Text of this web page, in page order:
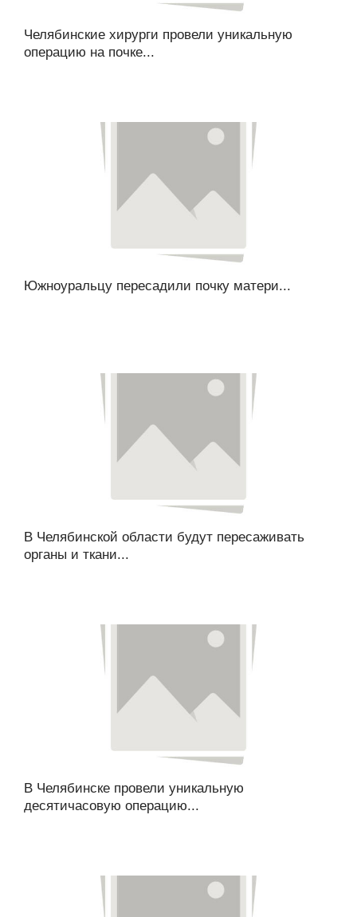
Челябинские хирурги провели уникальную
операцию на почке...
Южноуральцу пересадили почку матери...
В Челябинской области будут пересаживать
органы и ткани...
В Челябинске провели уникальную
десятичасовую операцию...